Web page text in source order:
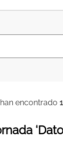
encontrado 1